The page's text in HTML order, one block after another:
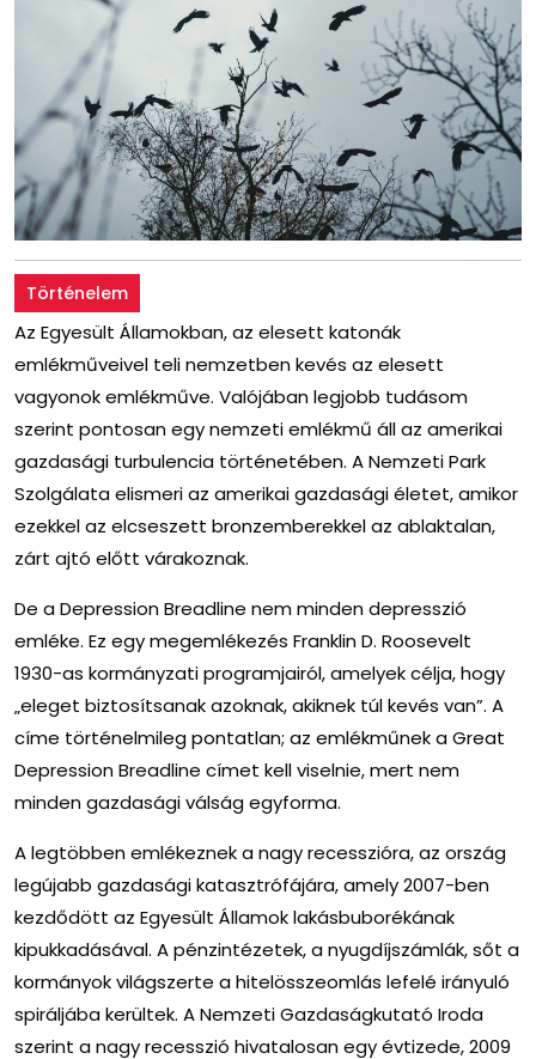
Történelem
Az Egyesült Államokban, az elesett katonák
emlékműveivel teli nemzetben kevés az elesett
vagyonok emlékműve. Valójában legjobb tudásom
szerint pontosan egy nemzeti emlékmű áll az amerikai
gazdasági turbulencia történetében. A Nemzeti Park
Szolgálata elismeri az amerikai gazdasági életet, amikor
ezekkel az elcseszett bronzemberekkel az ablaktalan,
zárt ajtó előtt várakoznak.
De a Depression Breadline nem minden depresszió
emléke. Ez egy megemlékezés Franklin D. Roosevelt
1930-as kormányzati programjairól, amelyek célja, hogy
„eleget biztosítsanak azoknak, akiknek túl kevés van”. A
címe történelmileg pontatlan; az emlékműnek a Great
Depression Breadline címet kell viselnie, mert nem
minden gazdasági válság egyforma.
A legtöbben emlékeznek a nagy recesszióra, az ország
legújabb gazdasági katasztrófájára, amely 2007-ben
kezdődött az Egyesült Államok lakásbuborékának
kipukkadásával. A pénzintézetek, a nyugdíjszámlák, sőt a
kormányok világszerte a hitelösszeomlás lefelé irányuló
spiráljába kerültek. A Nemzeti Gazdaságkutató Iroda
szerint a nagy recesszió hivatalosan egy évtizede, 2009